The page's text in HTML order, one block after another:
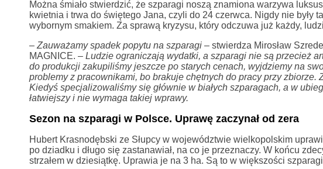
Można śmiało stwierdzić, że szparagi noszą znamiona warzywa
kwietnia i trwa do świętego Jana, czyli do 24 czerwca. Nigdy nie były
wybornym smakiem. Za sprawą kryzysu, który odczuwa już każdy,
– Zauważamy spadek popytu na szparagi– stwierdza Mirosław
MAGNICE. – Ludzie ograniczają wydatki, a szparagi nie są przecież
do produkcji zakupiliśmy jeszcze po starych cenach, wyjdziemy na
problemy z pracownikami, bo brakuje chętnych do pracy przy zbiorze.
Kiedyś specjalizowaliśmy się głównie w białych szparagach, a w
łatwiejszy i nie wymaga takiej wprawy.
Sezon na szparagi w Polsce. Uprawę zaczynał od zera
Hubert Krasnodębski ze Słupcy w województwie wielkopolskim
po dziadku i długo się zastanawiał, na co je przeznaczy. W końcu
strzałem w dziesiątkę. Uprawia je na 3 ha. Są to w większości szparagi